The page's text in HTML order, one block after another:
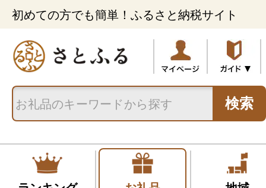
初めての方でも簡単！ふるさと納税サイト
検索